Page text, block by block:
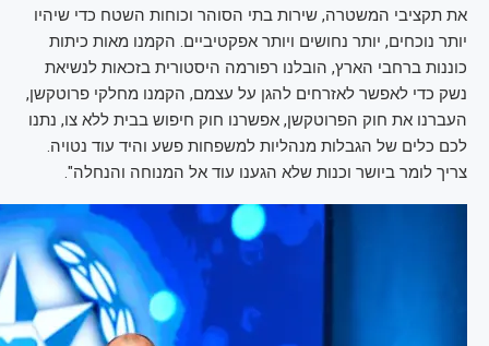
את תקציבי המשטרה, שירות בתי הסוהר וכוחות השטח כדי שיהיו
יותר נוכחים, יותר נחושים ויותר אפקטיביים. הקמנו מאות כיתות
כוננות ברחבי הארץ, הובלנו רפורמה היסטורית בזכאות לנשיאת
נשק כדי לאפשר לאזרחים להגן על עצמם, הקמנו מחלקי פרוטקשן,
העברנו את חוק הפרוטקשן, אפשרנו חוק חיפוש בבית ללא צו, נתנו
לכם כלים של הגבלות מנהליות למשפחות פשע והיד עוד נטויה.
צריך לומר ביושר וכנות שלא הגענו עוד אל המנוחה והנחלה".